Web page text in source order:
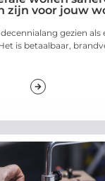
zijn voor jouw
gezien als
is betaalbaar,